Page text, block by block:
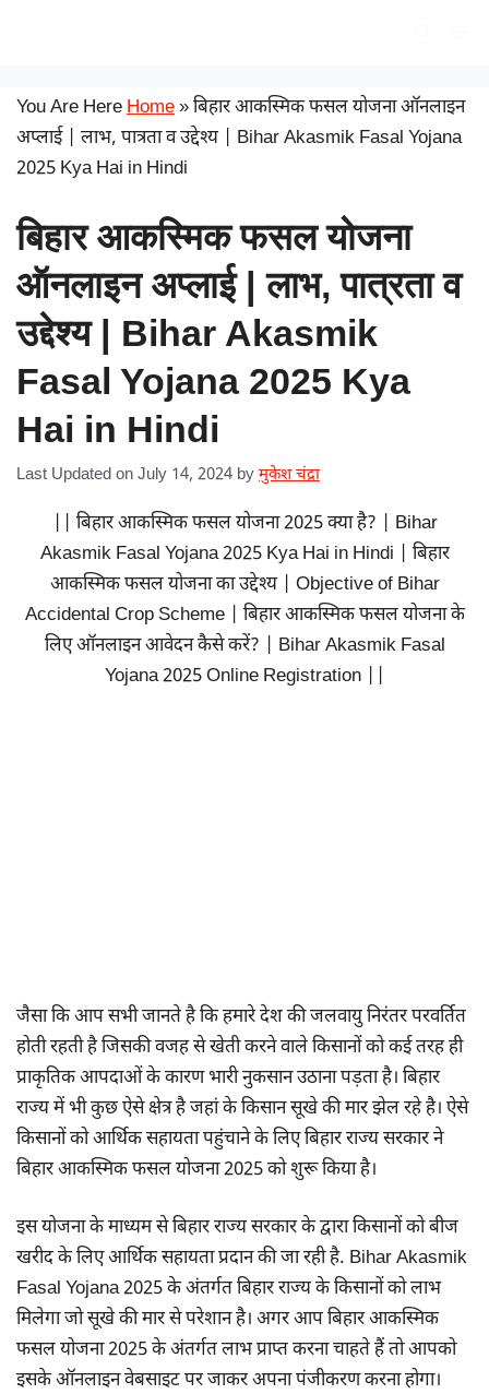
You Are HereHome»बिहार आकस्मिक फसल योजना ऑनलाइन
अप्लाई | लाभ, पात्रता व उद्देश्य | Bihar Akasmik Fasal Yojana
2025 Kya Hai in Hindi
बिहार आकस्मिक फसल योजना
ऑनलाइन अप्लाई | लाभ, पात्रता व
उद्देश्य | Bihar Akasmik
Fasal Yojana 2025 Kya
Hai in Hindi
Last Updated on July 14, 2024 by मुकेश चंद्रा
|| बिहार आकस्मिक फसल योजना 2025 क्या है? | Bihar
Akasmik Fasal Yojana 2025 Kya Hai in Hindi | बिहार
आकस्मिक फसल योजना का उद्देश्य | Objective of Bihar
Accidental Crop Scheme | बिहार आकस्मिक फसल योजना के
लिए ऑनलाइन आवेदन कैसे करें? | Bihar Akasmik Fasal
Yojana 2025 Online Registration ||
जैसा कि आप सभी जानते है कि हमारे देश की जलवायु निरंतर परवर्तित
होती रहती है जिसकी वजह से खेती करने वाले किसानों को कई तरह ही
प्राकृतिक आपदाओं के कारण भारी नुकसान उठाना पड़ता है। बिहार
राज्य में भी कुछ ऐसे क्षेत्र है जहां के किसान सूखे की मार झेल रहे है। ऐसे
किसानों को आर्थिक सहायता पहुंचाने के लिए बिहार राज्य सरकार ने
बिहार आकस्मिक फसल योजना 2025 को शुरू किया है।
इस योजना के माध्यम से बिहार राज्य सरकार के द्वारा किसानों को बीज
खरीद के लिए आर्थिक सहायता प्रदान की जा रही है. Bihar Akasmik
Fasal Yojana 2025 के अंतर्गत बिहार राज्य के किसानों को लाभ
मिलेगा जो सूखे की मार से परेशान है। अगर आप बिहार आकस्मिक
फसल योजना 2025 के अंतर्गत लाभ प्राप्त करना चाहते हैं तो आपको
इसके ऑनलाइन वेबसाइट पर जाकर अपना पंजीकरण करना होगा।